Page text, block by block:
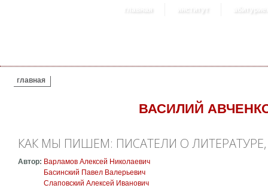
главная институт
ВЫ ЗДЕСЬ
главная
ВАСИЛИЙ
КАК МЫ ПИШЕМ: ПИСАТЕЛИ О
Автор: Варламов Алексей Николаевич
Басинский Павел Валерьевич
Слаповский Алексей Иванович